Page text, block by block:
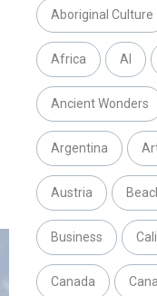
Aboriginal Culture
Africa AI
Ancient Wonders
Argentina
Austria
Business
Canada